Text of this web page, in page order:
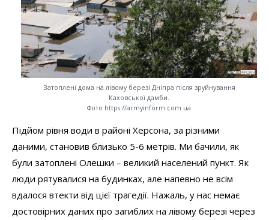
Затоплені дома на лівому березі Дніпра після зруйнування
Каховської дамби.
Фото https://armyinform.com.ua
Підйом рівня води в районі Херсона, за різними
даними, становив близько 5-6 метрів. Ми бачили, як
були затоплені Олешки – великий населений пункт. Як
люди рятувалися на будинках, але напевно не всім
вдалося втекти від цієї трагедії. Нажаль, у нас немає
достовірних даних про загиблих на лівому березі через